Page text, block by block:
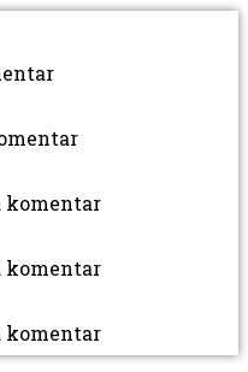
komentar
komentar
komentar